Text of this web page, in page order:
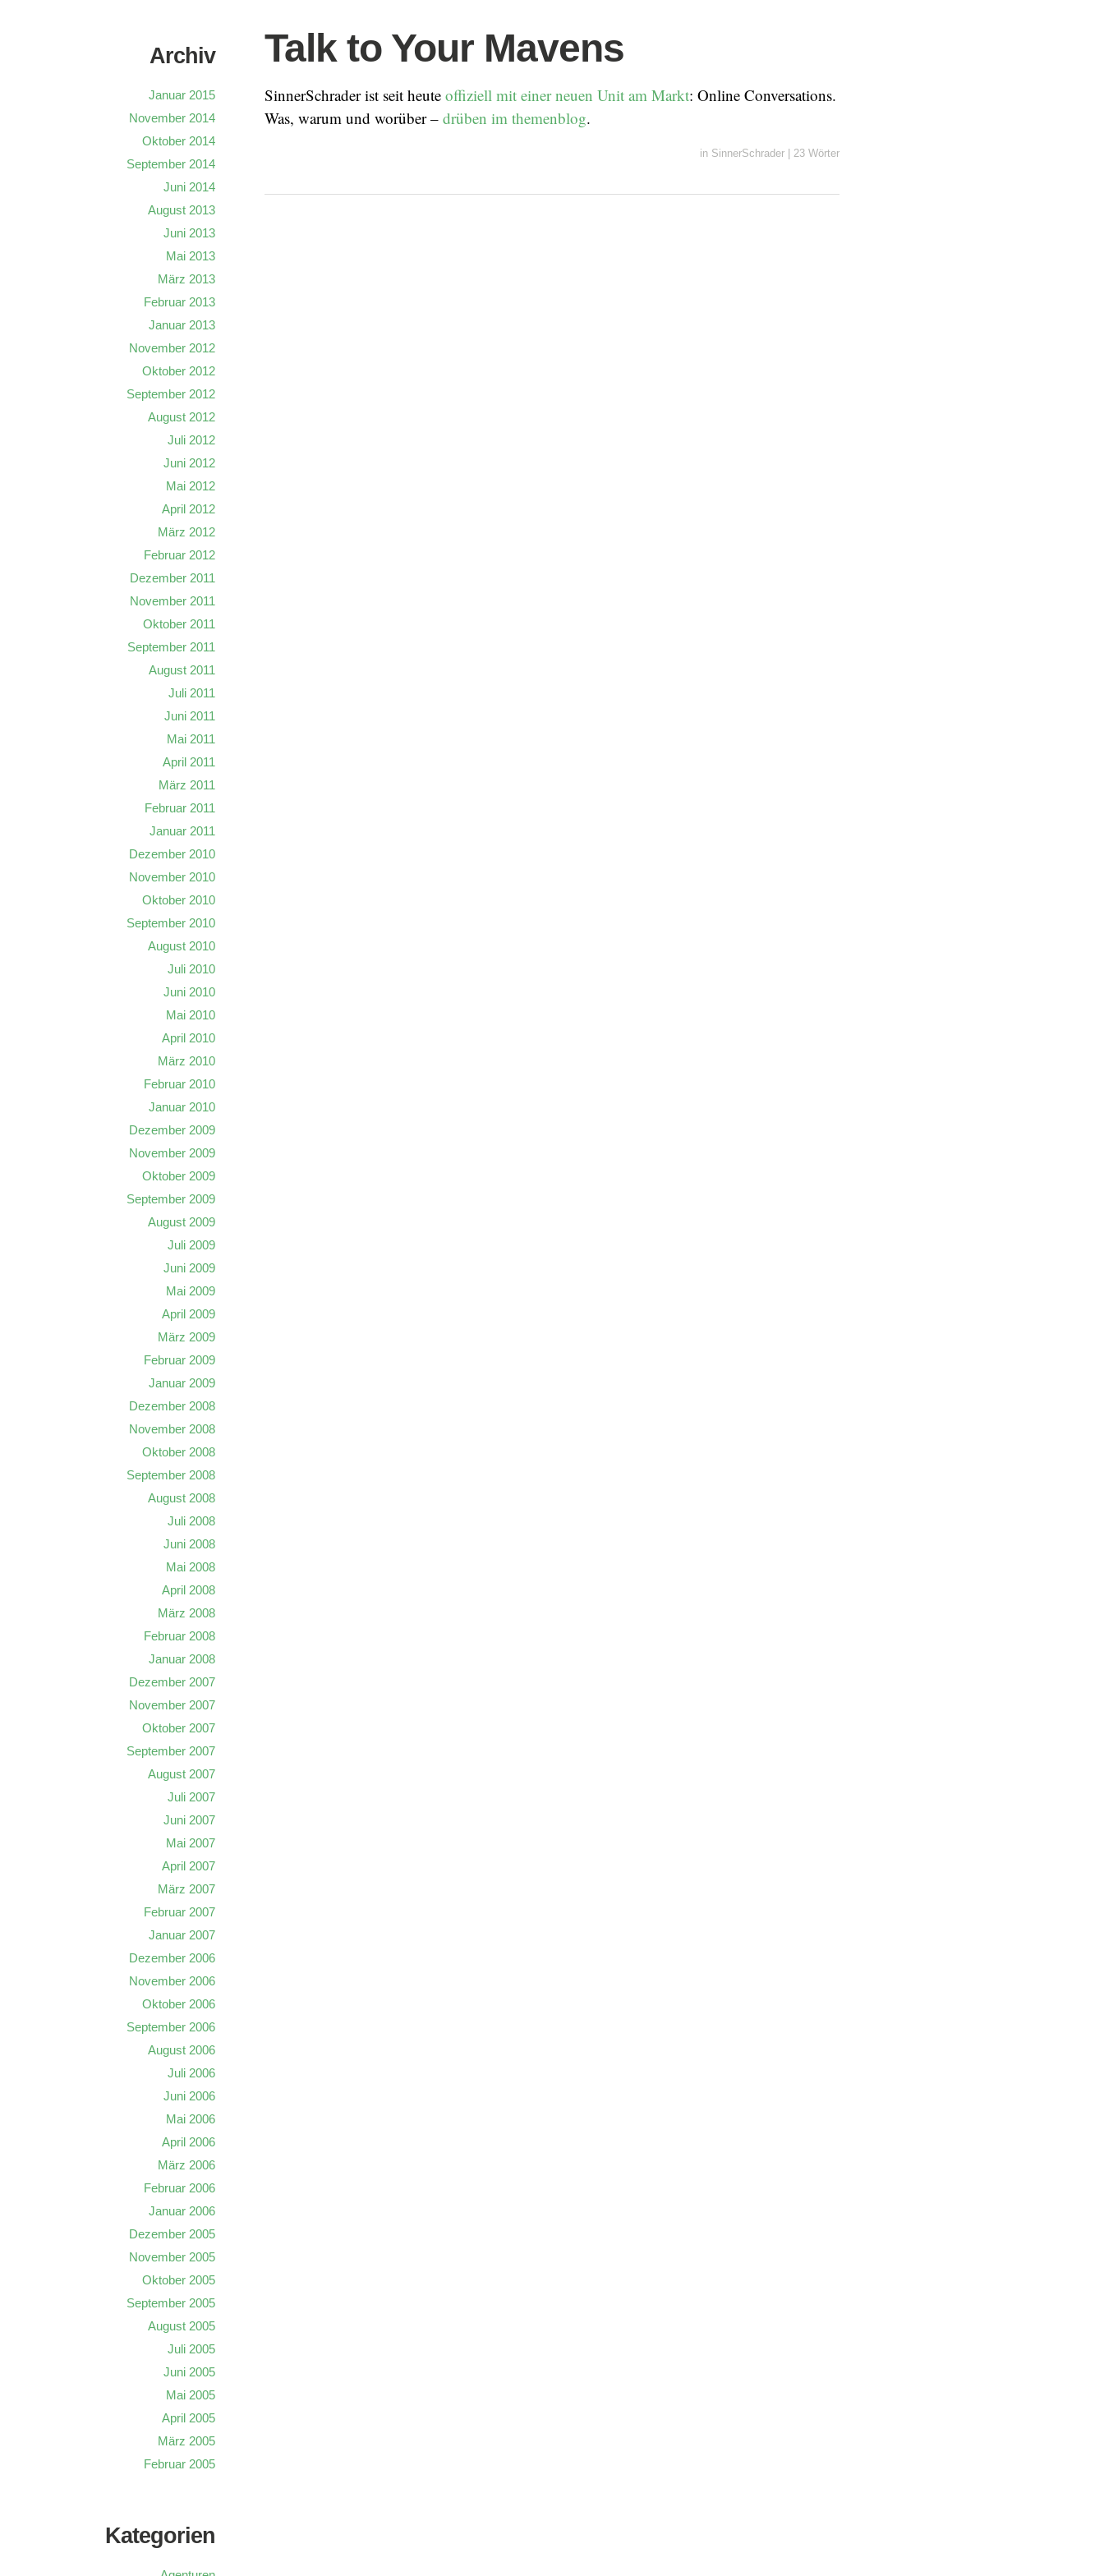
Talk to Your Mavens
SinnerSchrader ist seit heute offiziell mit einer neuen Unit am Markt: Online Conversations.
Was, warum und worüber – drüben im themenblog.
in SinnerSchrader 23 Wörter
Archiv
Januar 2015
November 2014
Oktober 2014
September 2014
Juni 2014
August 2013
Juni 2013
Mai 2013
März 2013
Februar 2013
Januar 2013
November 2012
Oktober 2012
September 2012
August 2012
Juli 2012
Juni 2012
Mai 2012
April 2012
März 2012
Februar 2012
Dezember 2011
November 2011
Oktober 2011
September 2011
August 2011
Juli 2011
Juni 2011
Mai 2011
April 2011
März 2011
Februar 2011
Januar 2011
Dezember 2010
November 2010
Oktober 2010
September 2010
August 2010
Juli 2010
Juni 2010
Mai 2010
April 2010
März 2010
Februar 2010
Januar 2010
Dezember 2009
November 2009
Oktober 2009
September 2009
August 2009
Juli 2009
Juni 2009
Mai 2009
April 2009
März 2009
Februar 2009
Januar 2009
Dezember 2008
November 2008
Oktober 2008
September 2008
August 2008
Juli 2008
Juni 2008
Mai 2008
April 2008
März 2008
Februar 2008
Januar 2008
Dezember 2007
November 2007
Oktober 2007
September 2007
August 2007
Juli 2007
Juni 2007
Mai 2007
April 2007
März 2007
Februar 2007
Januar 2007
Dezember 2006
November 2006
Oktober 2006
September 2006
August 2006
Juli 2006
Juni 2006
Mai 2006
April 2006
März 2006
Februar 2006
Januar 2006
Dezember 2005
November 2005
Oktober 2005
September 2005
August 2005
Juli 2005
Juni 2005
Mai 2005
April 2005
März 2005
Februar 2005
Kategorien